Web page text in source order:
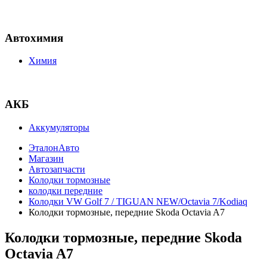
Автохимия
Химия
АКБ
Аккумуляторы
ЭталонАвто
Магазин
Автозапчасти
Колодки тормозные
колодки передние
Колодки VW Golf 7 / TIGUAN NEW/Octavia 7/Kodiaq
Колодки тормозные, передние Skoda Octavia A7
Колодки тормозные, передние Skoda
Octavia A7